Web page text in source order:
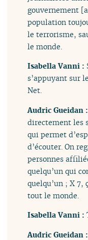
gouvernement
population
le terrorisme,
le monde.
Isabella Vanni :
s’appuyant sur
Net.
Audric Gueidan
directement les
qui permet
d’écouter. On
personnes
quelqu’un qui
quelqu’un ; X 7,
tout le monde.
Isabella Vanni :
Audric Gueidan